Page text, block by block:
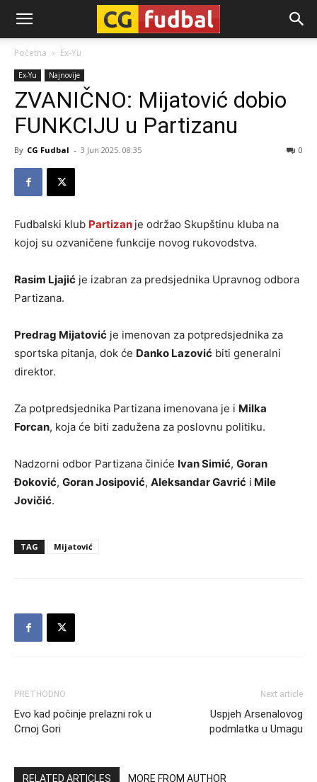
CG-
Fudbal
Početna Ex-Yu
Ex-Yu Najnovije
ZVANIČNO: Mijatović dobio
FUNKCIJU u Partizanu
By CG Fudbal - 3 Jun 2025. 08:35 0
Fudbalski klub Partizan je održao Skupštinu kluba na
kojoj su ozvaničene funkcije novog rukovodstva.
Rasim Ljajić je izabran za predsjednika Upravnog odbora
Partizana.
Predrag Mijatović je imenovan za potpredsjednika za
sportska pitanja, dok će Danko Lazović biti generalni
direktor.
Za potpredsjednika Partizana imenovana je i Milka
Forcan, koja će biti zadužena za poslovnu politiku.
Nadzorni odbor Partizana činiće Ivan Simić, Goran
Đoković, Goran Josipović, Aleksandar Gavrić i Mile
Jovičić.
TAG Mijatović
PRETHODNO
Evo kad počinje prelazni rok u
Crnoj Gori
Next article
Uspjeh Arsenalovog
podmlatka u Umagu
RELATED ARTICLES MORE FROM AUTHOR